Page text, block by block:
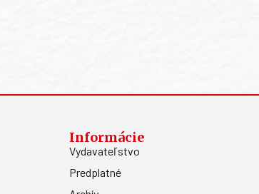
Informácie
Vydavateľstvo
Predplatné